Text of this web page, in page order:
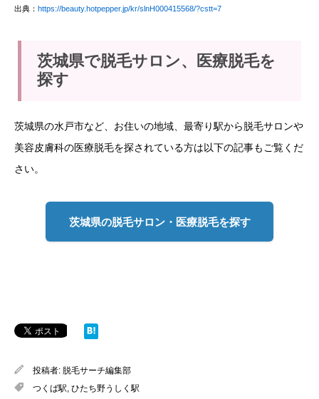
出典： https://beauty.hotpepper.jp/kr/slnH000415568/?cstt=7
茨城県で脱毛サロン、医療脱毛を
探す
茨城県の水戸市など、お住いの地域、最寄り駅から脱毛サロンや
美容皮膚科の医療脱毛を探されている方は以下の記事もご覧くだ
さい。
茨城県の脱毛サロン・医療脱毛を探す
投稿者: 脱毛サーチ編集部
つくば駅 ひたち野うしく駅